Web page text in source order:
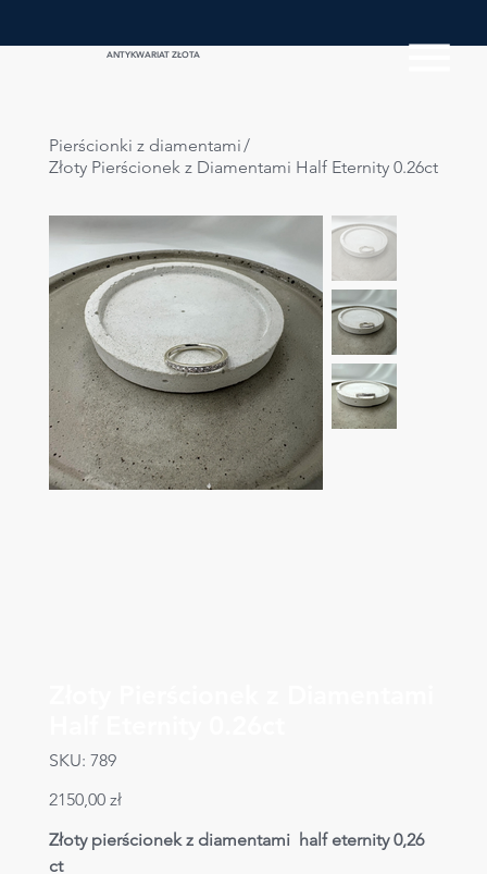
ANTYKWARIAT ZŁOTA
Pierścionki z diamentami/
Złoty Pierścionek z Diamentami Half Eternity 0.26ct
SKU: SKU
789
789
Cena
2150,00 zł
Złoty pierścionek z diamentami  half eternity 0,26
ct